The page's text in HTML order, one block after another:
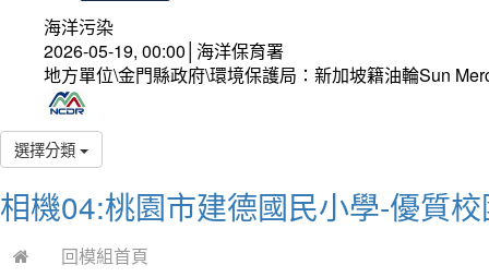
海洋污染
2026-05-19, 00:00│海洋保育署
地方單位\金門縣政府\環境保護局：新加坡籍油輪Sun
選擇分類
相機04:桃園市建德國民小學-優質
回模組首頁